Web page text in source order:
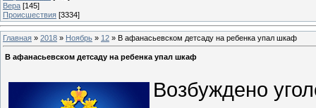
Вера [145]
Происшествия [3334]
Главная » 2018 » Ноябрь » 12 » В афанасьевском детсаду на ребенка упал шкаф
В афанасьевском детсаду на ребенка упал шкаф
Возбуждено